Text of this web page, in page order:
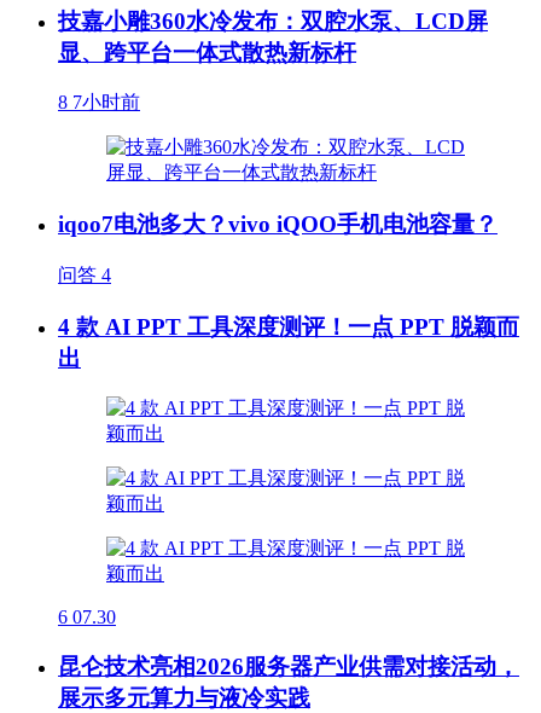
技嘉小雕360水冷发布：双腔水泵、LCD屏
显、跨平台一体式散热新标杆
8 7小时前
iqoo7电池多大？vivo iQOO手机电池容量？
问答 4
4 款 AI PPT 工具深度测评！一点 PPT 脱颖而
出
6 07.30
昆仑技术亮相2026服务器产业供需对接活动，
展示多元算力与液冷实践